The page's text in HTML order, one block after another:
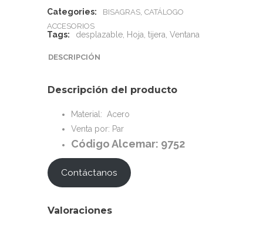
Categories: BISAGRAS CATÁLOGO
ACCESORIOS
Tags: desplazable Hoja tijera Ventana
DESCRIPCIÓN
Descripción del producto
Material: Acero
Venta por: Par
Código Alcemar: 9752
Contáctanos
Valoraciones